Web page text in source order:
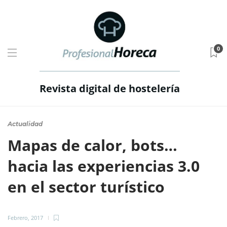
Revista digital de hostelería
0
Actualidad
Mapas de calor, bots…
hacia las experiencias 3.0
en el sector turístico
Febrero, 2017